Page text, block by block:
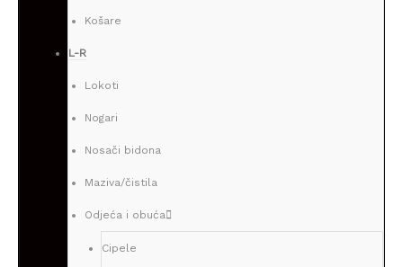
Košare
L-R
Lokoti
Nogari
Nosači bidona
Maziva/čistila
Odjeća i obuća
Cipele